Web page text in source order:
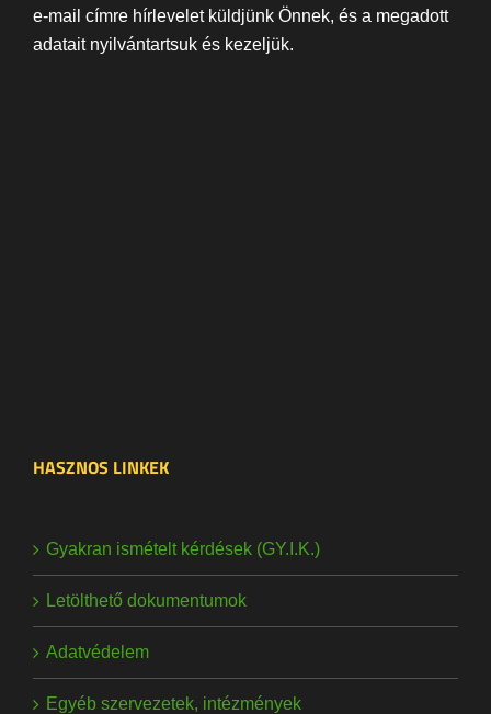
e-mail címre hírlevelet küldjünk Önnek, és a megadott
adatait nyilvántartsuk és kezeljük.
HASZNOS LINKEK
Gyakran ismételt kérdések (GY.I.K.)
Letölthető dokumentumok
Adatvédelem
Egyéb szervezetek, intézmények